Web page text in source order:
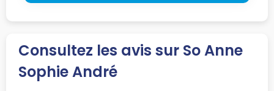
Consultez les avis sur So Anne
Sophie André